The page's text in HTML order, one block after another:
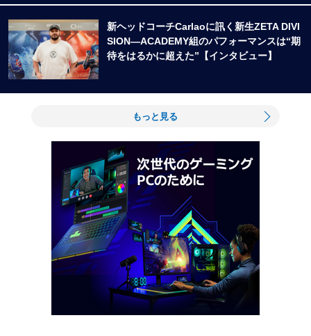
新ヘッドコーチCarlaoに訊く新生ZETA DIVI
SION―ACADEMY組のパフォーマンスは“期
待をはるかに超えた”【インタビュー】
もっと見る